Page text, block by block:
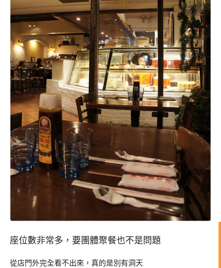
座位數非常多，要團體聚餐也不是問題
從店門外完全看不出來，真的是別有洞天